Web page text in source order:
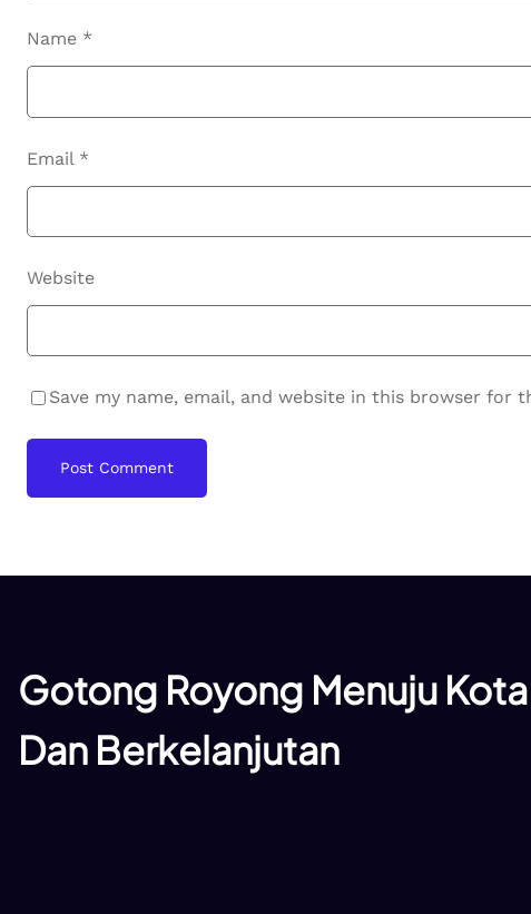
Name *
Email *
Website
Save my name, email, and website in this browser for
Gotong Royong Menuju
Dan Berkelanjutan